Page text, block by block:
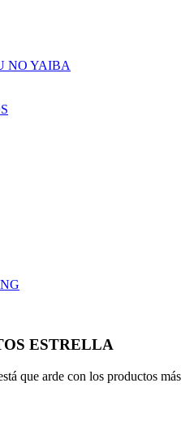
NO YAIBA
ESTRELLA
que arde con los productos más